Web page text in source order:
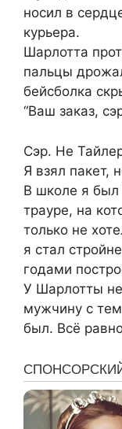
носил в
курьера.
Шарлотта
пальцы
бейсболка
“Ваш заказ,
Сэр. Не
Я взял пакет,
В школе я был
трауре, на
только не
я стал
годами
У Шарлотты
мужчину с
был. Всё